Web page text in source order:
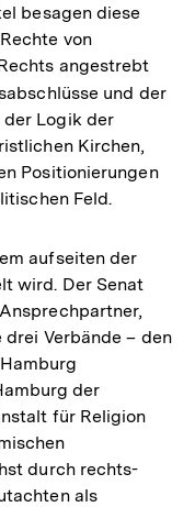
besagen diese
von
angestrebt
und der
Logik der
Kirchen,
Positionierungen
Feld.
aufseiten der
wird. Der Senat
Verbände – den
der
für Religion
durch rechts-
als